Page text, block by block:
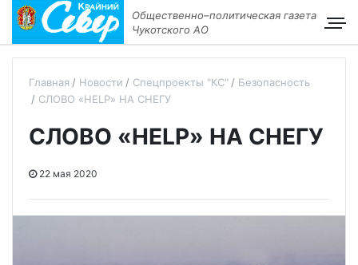
Общественно–политическая газета
Чукотского АО
Главная Новости Спецпроекты "КС"
Безопасность
СЛОВО «HELP» НА СНЕГУ
СЛОВО «HELP» НА СНЕГУ
22 мая 2020